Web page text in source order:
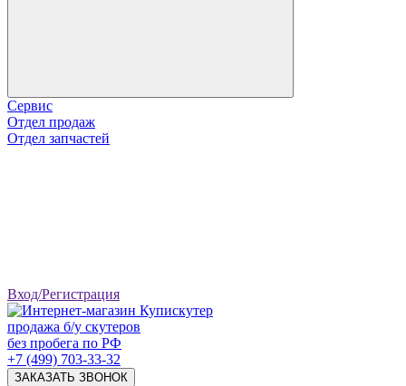
Сервис
Отдел продаж
Отдел запчастей
Вход/Регистрация
продажа б/у скутеров
без пробега по РФ
+7 (499) 703-33-32
ЗАКАЗАТЬ ЗВОНОК